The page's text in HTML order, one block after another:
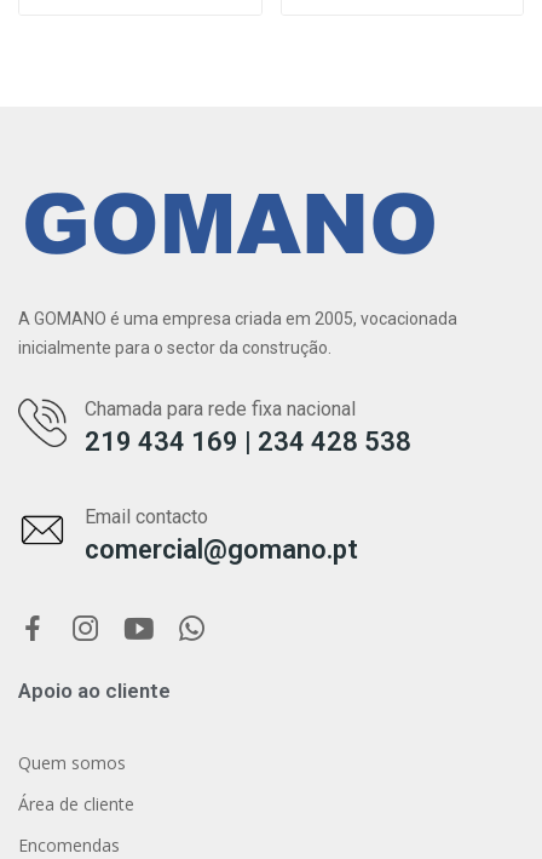
A GOMANO é uma empresa criada em 2005, vocacionada
inicialmente para o sector da construção.
Chamada para rede fixa nacional
219 434 169 | 234 428 538
Email contacto
comercial@gomano.pt
Apoio ao cliente
Quem somos
Área de cliente
Encomendas